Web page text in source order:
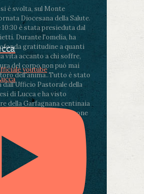
è svolta, sul Monte
Diocesana della Salute.
è stata presieduta dal
Durante l'omelia, ha
gratitudine a quanti
vita accanto a chi soffre,
del corpo non può mai
dell'anima..Tutto è stato
dall'Ufficio Pastorale della
di Lucca e ha visto
della Garfagnana centinaia
volontari e persone
youtube